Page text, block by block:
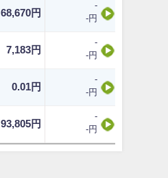
68,670円
-
-円
7,183円
-
-円
0.01円
-
-円
93,805円
-
-円